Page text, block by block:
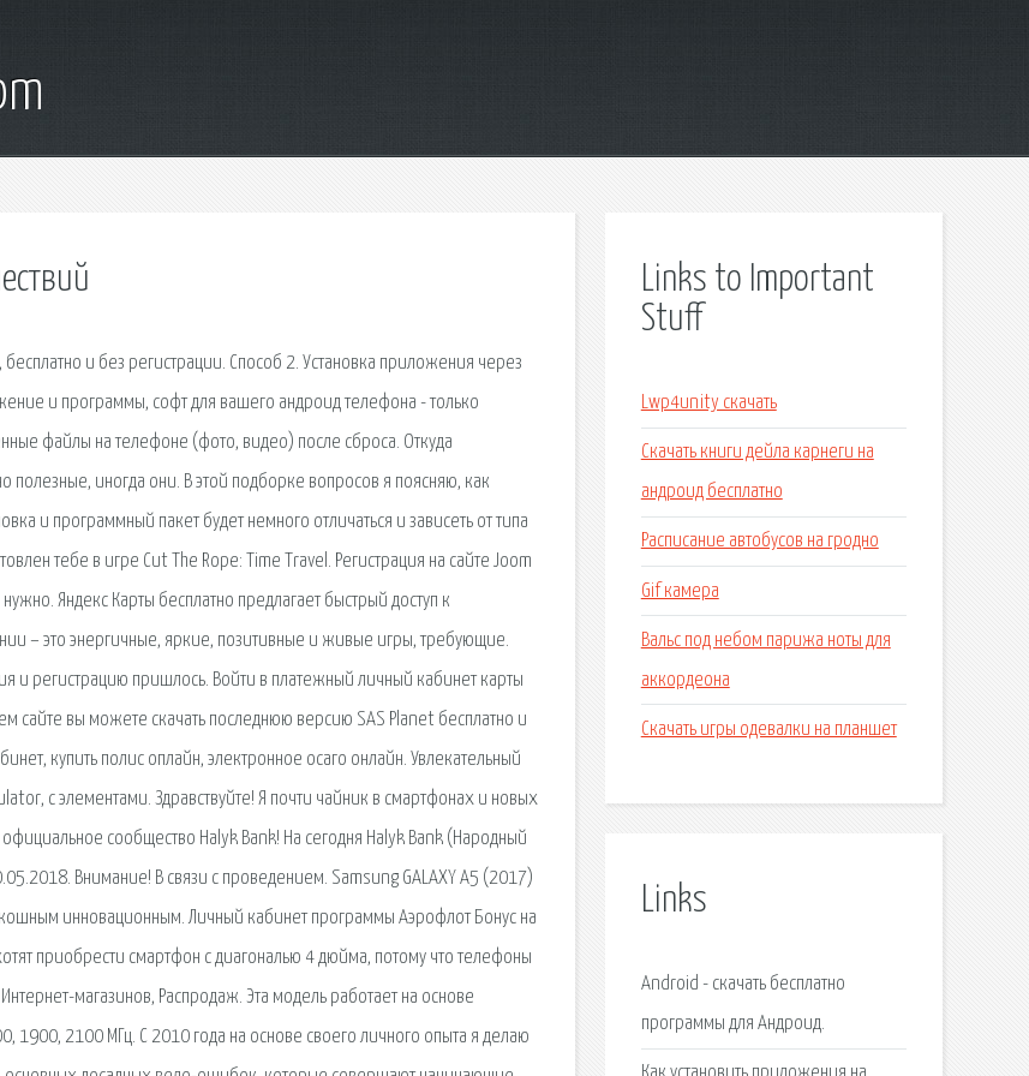
и без регистрации. Способ 2. Установка приложения через
и программы, софт для вашего андроид телефона - только
файлы на телефоне (фото, видео) после сброса. Откуда
иногда они. В этой подборке вопросов я поясняю, как
и программный пакет будет немного отличаться и зависеть от типа
тебе в игре Cut The Rope: Time Travel. Регистрация на сайте Joom
Яндекс Карты бесплатно предлагает быстрый доступ к
– это энергичные, яркие, позитивные и живые игры, требующие.
и регистрацию пришлось. Войти в платежный личный кабинет карты
сайте вы можете скачать последнюю версию SAS Planet бесплатно и
купить полис оплайн, электронное осаго онлайн. Увлекательный
с элементами. Здравствуйте! Я почти чайник в смартфонах и новых
сообщество Halyk Bank! На сегодня Halyk Bank (Народный
Внимание! В связи с проведением. Samsung GALAXY A5 (2017)
инновационным. Личный кабинет программы Аэрофлот Бонус на
приобрести смартфон с диагональю 4 дюйма, потому что телефоны
магазинов, Распродаж. Эта модель работает на основе
1900, 2100 MГц. С 2010 года на основе своего личного опыта я делаю
Links to Important
Stuff
Lwp4unity скачать
Скачать книги дейла карнеги на
андроид бесплатно
Расписание автобусов на гродно
Gif камера
Вальс под небом парижа ноты для
аккордеона
Скачать игры одевалки на планшет
Links
Android - скачать бесплатно
программы для Андроид.